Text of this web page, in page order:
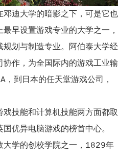
迪大学的暗影之下，可是它也
早设置游戏专业的大学之一，
划与制造专业。阿伯泰大学经
作，为全国际内的游戏工业输
，到日本的任天堂游戏公司，
技能和计算机技能两方面都取
优异电脑游戏的榜首中心。
学的创校学院之一，1829年